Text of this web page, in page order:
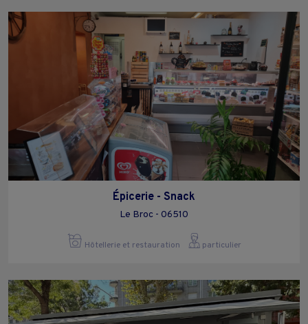
Épicerie - Snack
Le Broc - 06510
Hôtellerie et restauration particulier